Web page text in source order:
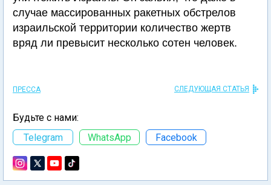
случае массированных ракетных обстрелов
израильской территории количество жертв
вряд ли превысит несколько сотен человек.
ПРЕССА СЛЕДУЮЩАЯ СТАТЬЯ
Будьте с нами:
Telegram
WhatsApp Facebook